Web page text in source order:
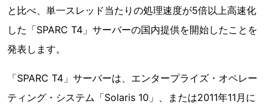
と比べ、単一スレッド当たりの処理速度が5倍以上高速化
した「SPARC T4」サーバーの国内提供を開始したことを
発表します。
「SPARC T4」サーバーは、エンタープライズ・オペレー
ティング・システム「Solaris 10」、または2011年11月に